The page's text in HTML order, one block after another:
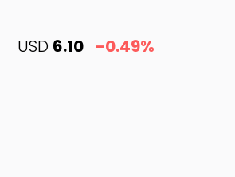
USD 6.10 -0.49%